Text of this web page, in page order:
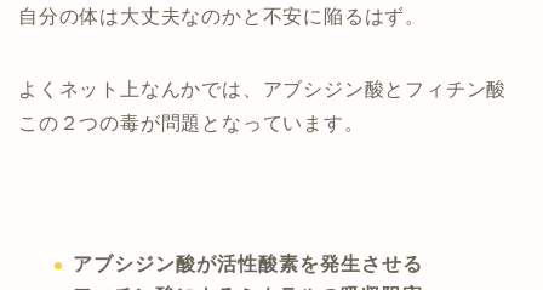
自分の体は大丈夫なのかと不安に陥るはず。
よくネット上なんかでは、アブシジン酸とフィチン酸
この２つの毒が問題となっています。
アブシジン酸が活性酸素を発生させる